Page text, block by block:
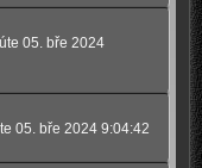
úte 05. bře 2024
05. bře 2024 9:04:42